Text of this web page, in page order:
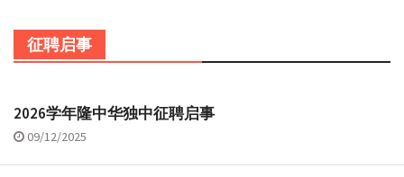
征聘启事
2026学年隆中华独中征聘启事
09/12/2025